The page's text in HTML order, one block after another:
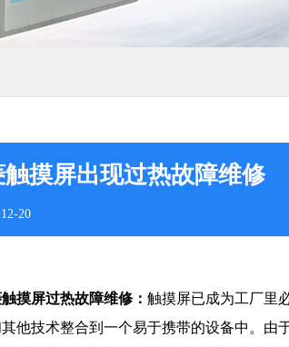
摸屏出现过热故障维修
20
触摸屏过热故障维修： 触摸屏已成为工厂里
他技术整合到一个易于携带的设备中。由